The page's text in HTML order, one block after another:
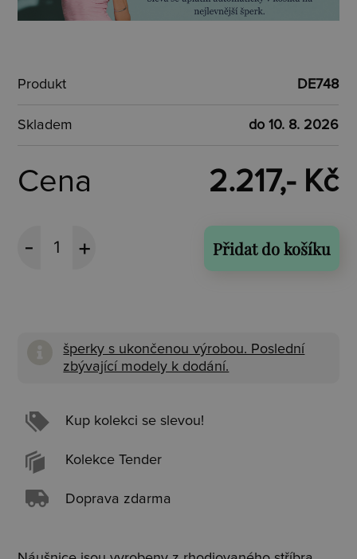
Produkt DE748
Skladem do 10. 8. 2026
Cena 2.217,- Kč
Přidat do košíku
šperky s ukončenou výrobou. Poslední
zbývající modely k dodání.
Kup kolekci se slevou!
Kolekce Tender
Doprava zdarma